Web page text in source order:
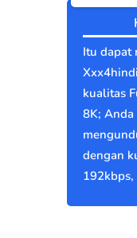
Itu dapat
kualitas
8K;
dengan